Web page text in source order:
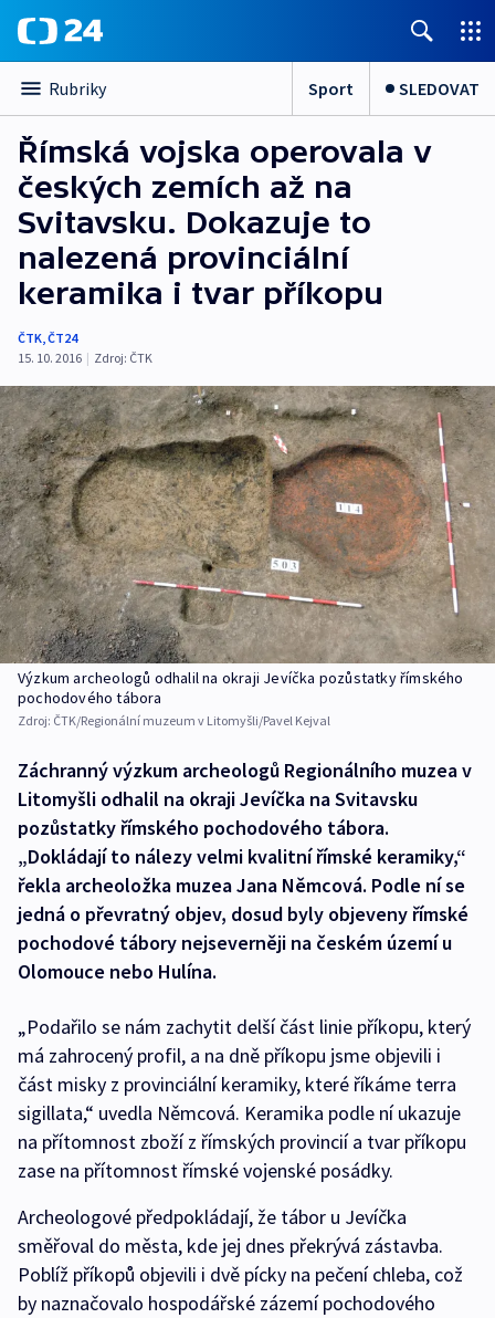
Rubriky Sport SLEDOVAT
Římská vojska operovala v
českých zemích až na
Svitavsku. Dokazuje to
nalezená provinciální
keramika i tvar příkopu
ČTK,ČT24
15. 10. 2016 | Zdroj: ČTK
Výzkum archeologů odhalil na okraji Jevíčka pozůstatky římského
pochodového tábora
Zdroj: ČTK/Regionální muzeum v Litomyšli/Pavel Kejval
Záchranný výzkum archeologů Regionálního muzea v
Litomyšli odhalil na okraji Jevíčka na Svitavsku
pozůstatky římského pochodového tábora.
„Dokládají to nálezy velmi kvalitní římské keramiky,“
řekla archeoložka muzea Jana Němcová. Podle ní se
jedná o převratný objev, dosud byly objeveny římské
pochodové tábory nejseverněji na českém území u
Olomouce nebo Hulína.
„Podařilo se nám zachytit delší část linie příkopu, který
má zahrocený profil, a na dně příkopu jsme objevili i
část misky z provinciální keramiky, které říkáme terra
sigillata,“ uvedla Němcová. Keramika podle ní ukazuje
na přítomnost zboží z římských provincií a tvar příkopu
zase na přítomnost římské vojenské posádky.
Archeologové předpokládají, že tábor u Jevíčka
směřoval do města, kde jej dnes překrývá zástavba.
Poblíž příkopů objevili i dvě pícky na pečení chleba, což
by naznačovalo hospodářské zázemí pochodového